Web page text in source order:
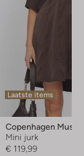
Laatste items
Copenhagen Muse
Mini jurk
€ 119,99